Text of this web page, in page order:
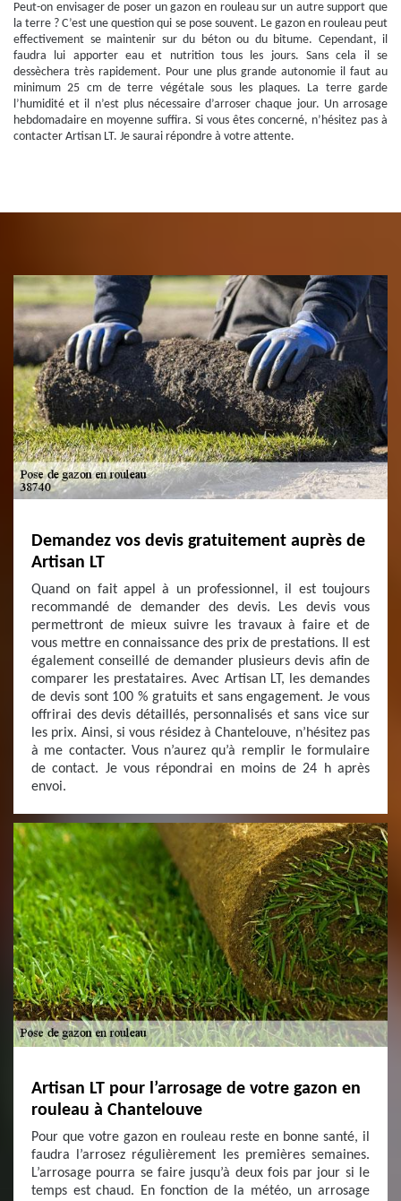
Peut-on envisager de poser un gazon en rouleau sur un autre support que
la terre ? C’est une question qui se pose souvent. Le gazon en rouleau peut
effectivement se maintenir sur du béton ou du bitume. Cependant, il
faudra lui apporter eau et nutrition tous les jours. Sans cela il se
dessèchera très rapidement. Pour une plus grande autonomie il faut au
minimum 25 cm de terre végétale sous les plaques. La terre garde
l’humidité et il n’est plus nécessaire d’arroser chaque jour. Un arrosage
hebdomadaire en moyenne suffira. Si vous êtes concerné, n’hésitez pas à
contacter Artisan LT. Je saurai répondre à votre attente.
Demandez vos devis gratuitement auprès de
Artisan LT
Quand on fait appel à un professionnel, il est toujours
recommandé de demander des devis. Les devis vous
permettront de mieux suivre les travaux à faire et de
vous mettre en connaissance des prix de prestations. Il est
également conseillé de demander plusieurs devis afin de
comparer les prestataires. Avec Artisan LT, les demandes
de devis sont 100 % gratuits et sans engagement. Je vous
offrirai des devis détaillés, personnalisés et sans vice sur
les prix. Ainsi, si vous résidez à Chantelouve, n’hésitez pas
à me contacter. Vous n’aurez qu’à remplir le formulaire
de contact. Je vous répondrai en moins de 24 h après
envoi.
Artisan LT pour l’arrosage de votre gazon en
rouleau à Chantelouve
Pour que votre gazon en rouleau reste en bonne santé, il
faudra l’arrosez régulièrement les premières semaines.
L’arrosage pourra se faire jusqu’à deux fois par jour si le
temps est chaud. En fonction de la météo, un arrosage